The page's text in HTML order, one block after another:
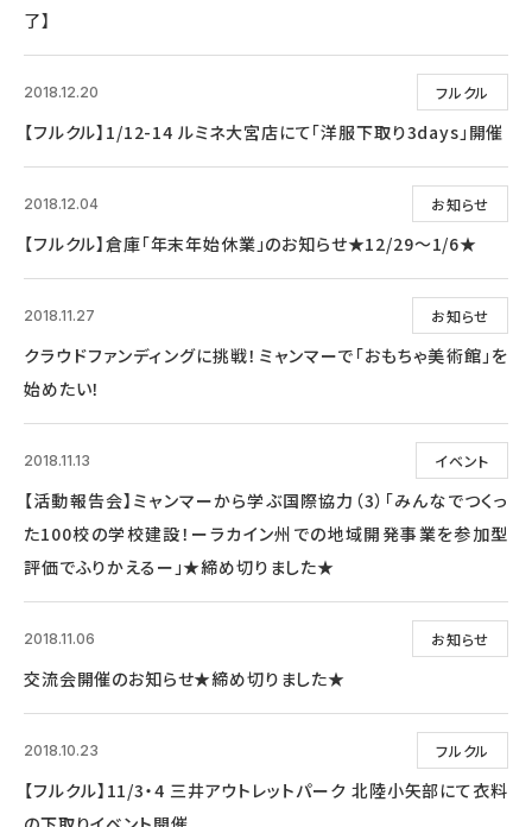
了】
フルクル
2018.12.20
【フルクル】1/12-14 ルミネ大宮店にて「洋服下取り3days」開催
お知らせ
2018.12.04
【フルクル】倉庫「年末年始休業」のお知らせ★12/29～1/6★
お知らせ
2018.11.27
クラウドファンディングに挑戦！ミャンマーで「おもちゃ美術館」を
始めたい！
イベント
2018.11.13
【活動報告会】ミャンマーから学ぶ国際協力（3）「みんなでつくっ
た100校の学校建設！ーラカイン州での地域開発事業を参加型
評価でふりかえるー」★締め切りました★
お知らせ
2018.11.06
交流会開催のお知らせ★締め切りました★
フルクル
2018.10.23
【フルクル】11/3・4 三井アウトレットパーク 北陸小矢部にて衣料